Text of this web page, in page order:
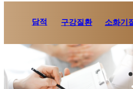
담적 구강질환 소화기